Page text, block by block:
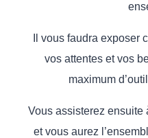
Il vous faudra exposer
vos attentes et vos
maximum
Vous assisterez ensuite
et vous aurez